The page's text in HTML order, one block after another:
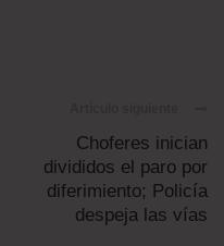
Choferes inician
divididos el paro por
diferimiento; Policía
despeja las vías